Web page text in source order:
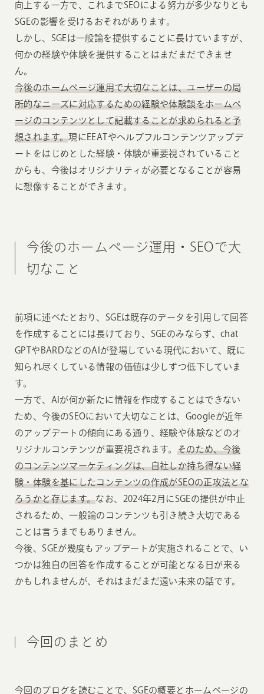
向上する一方で、これまでSEOによる努力が多少なりとも
SGEの影響を受けるおそれがあります。
しかし、SGEは一般論を提供することに長けていますが、
何かの経験や体験を提供することはまだまだできませ
ん。
今後のホームページ運用で大切なことは、ユーザーの局
所的なニーズに対応するための経験や体験談をホームペ
ージのコンテンツとして記載することが求められると予
想されます。現にEEATやヘルプフルコンテンツアップデ
ートをはじめとした経験・体験が重要視されていること
からも、今後はオリジナリティが必要となることが容易
に想像することができます。
今後のホームページ運用・SEOで大
切なこと
前項に述べたとおり、SGEは既存のデータを引用して回答
を作成することには長けており、SGEのみならず、chat
GPTやBARDなどのAIが登場している現代において、既に
知られ尽くしている情報の価値は少しずつ低下していま
す。
一方で、AIが何か新たに情報を作成することはできない
ため、今後のSEOにおいて大切なことは、Googleが近年
のアップデートの傾向にある通り、経験や体験などのオ
リジナルコンテンツが重要視されます。 そのため、今後
のコンテンツマーケティングは、自社しか持ち得ない経
験・体験を基にしたコンテンツの作成がSEOの正攻法とな
ろうかと存じます。なお、2024年2月にSGEの提供が中止
されるため、一般論のコンテンツも引き続き大切である
ことは言うまでもありません。
今後、SGEが幾度もアップデートが実施されることで、い
つかは独自の回答を作成することが可能となる日が来る
かもしれませんが、それはまだまだ遠い未来の話です。
今回のまとめ
今回のブログを読むことで、SGEの概要とホームページの